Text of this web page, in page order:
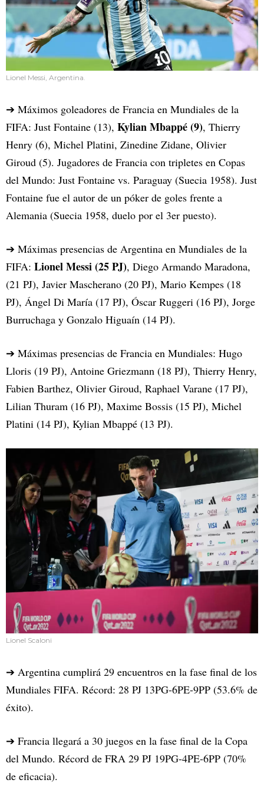
Lionel Messi, Argentina.
➔ Máximos goleadores de Francia en Mundiales de la
FIFA: Just Fontaine (13), Kylian Mbappé (9), Thierry
Henry (6), Michel Platini, Zinedine Zidane, Olivier
Giroud (5). Jugadores de Francia con tripletes en Copas
del Mundo: Just Fontaine vs. Paraguay (Suecia 1958). Just
Fontaine fue el autor de un póker de goles frente a
Alemania (Suecia 1958, duelo por el 3er puesto).
➔ Máximas presencias de Argentina en Mundiales de la
FIFA: Lionel Messi (25 PJ), Diego Armando Maradona,
(21 PJ), Javier Mascherano (20 PJ), Mario Kempes (18
PJ), Ángel Di María (17 PJ), Óscar Ruggeri (16 PJ), Jorge
Burruchaga y Gonzalo Higuaín (14 PJ).
➔ Máximas presencias de Francia en Mundiales: Hugo
Lloris (19 PJ), Antoine Griezmann (18 PJ), Thierry Henry,
Fabien Barthez, Olivier Giroud, Raphael Varane (17 PJ),
Lilian Thuram (16 PJ), Maxime Bossis (15 PJ), Michel
Platini (14 PJ), Kylian Mbappé (13 PJ).
Lionel Scaloni
➔ Argentina cumplirá 29 encuentros en la fase final de los
Mundiales FIFA. Récord: 28 PJ 13PG-6PE-9PP (53.6% de
éxito).
➔ Francia llegará a 30 juegos en la fase final de la Copa
del Mundo. Récord de FRA 29 PJ 19PG-4PE-6PP (70%
de eficacia).